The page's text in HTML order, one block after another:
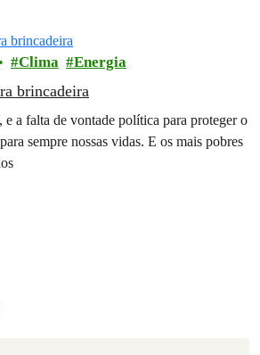
Clima Energia
brincadeira
a falta de vontade política para proteger o
sempre nossas vidas. E os mais pobres